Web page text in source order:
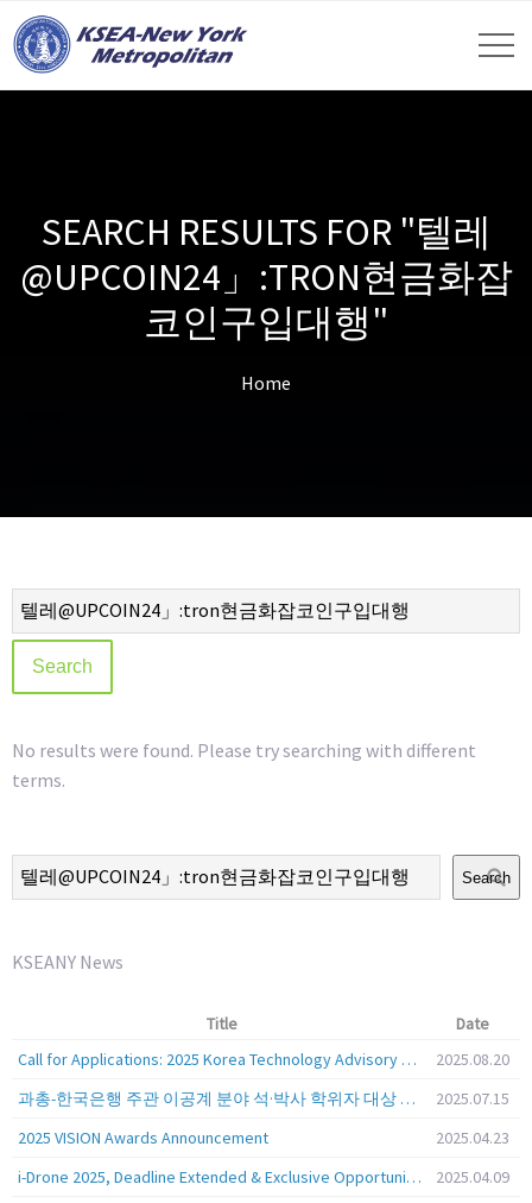
SEARCH RESULTS FOR "텔레
@UPCOIN24」:TRON현금화잡
코인구입대행"
Home
No results were found. Please try searching with different
terms.
Search
KSEANY News
Title
Date
Call for Applications: 2025 Korea Technology Advisory Group (K-TAG)
2025.08.20
과총-한국은행 주관 이공계 분야 석·박사 학위자 대상 서베이
2025.07.15
2025 VISION Awards Announcement
2025.04.23
i-Drone 2025, Deadline Extended & Exclusive Opportunity to Travel to Korea!
2025.04.09